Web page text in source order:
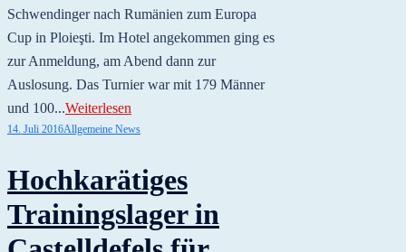
Schwendinger nach Rumänien zum Europa
Cup in Ploieşti. Im Hotel angekommen ging es
zur Anmeldung, am Abend dann zur
Auslosung. Das Turnier war mit 179 Männer
und 100...Weiterlesen
14. Juli 2016Allgemeine News
Hochkarätiges
Trainingslager in